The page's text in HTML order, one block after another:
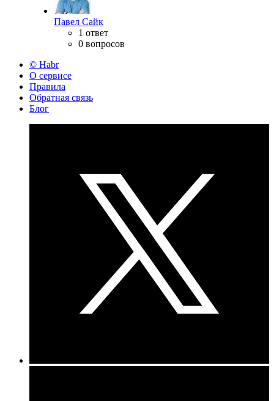
Павел Сайк
1 ответ
0 вопросов
© Habr
О сервисе
Правила
Обратная связь
Блог